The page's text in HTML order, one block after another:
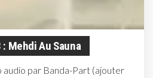
Mehdi Au Sauna
par Banda-Part (ajouter